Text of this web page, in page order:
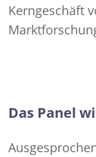
Kerngeschäft
Das Panel